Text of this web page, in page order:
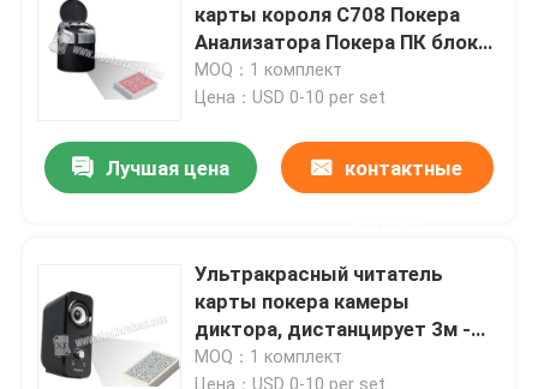
карты короля С708 Покера
Анализатора Покера ПК блока
развертки покера подноса
золы
MOQ：1 комплект
Цена：USD 0-10 per set
Лучшая цена контактные
Ультракрасный читатель
карты покера камеры
диктора, дистанцирует 3м -
3.7м
MOQ：1 комплект
Цена：USD 0-10 per set